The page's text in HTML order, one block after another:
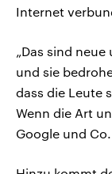
Internet
„Das sind
und sie
dass die Leute
Wenn die Art
Google und